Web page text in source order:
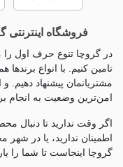
فروشگاه اینترنتی
در گروچا تنوع حرف اول
تامین کنیم. با انواع
مشتریانمان پیشنهاد دهیم.
امن‌ترین وضعیت به انجام
اگر وقت ندارید تا دنبال
اطمینان ندارید، یا در
گروچا اینجاست تا شما را